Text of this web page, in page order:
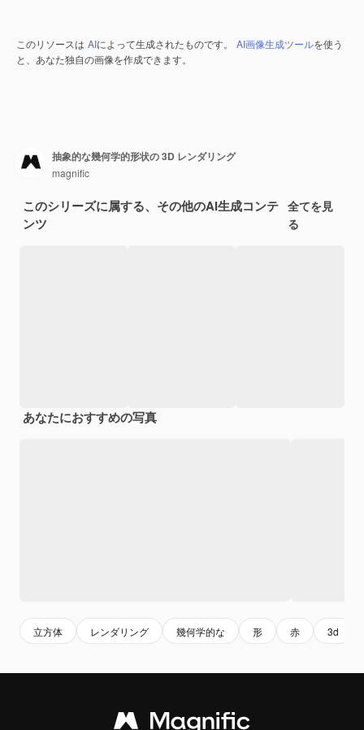
このリソースは AIによって生成されたものです。 AI画像生成ツールを使う
と、あなた独自の画像を作成できます。
抽象的な幾何学的形状の 3D レンダリング
magnific
このシリーズに属する、その他のAI生成コンテ
ンツ
全てを見
る
あなたにおすすめの写真
立方体 レンダリング 幾何学的な 形 赤 3d